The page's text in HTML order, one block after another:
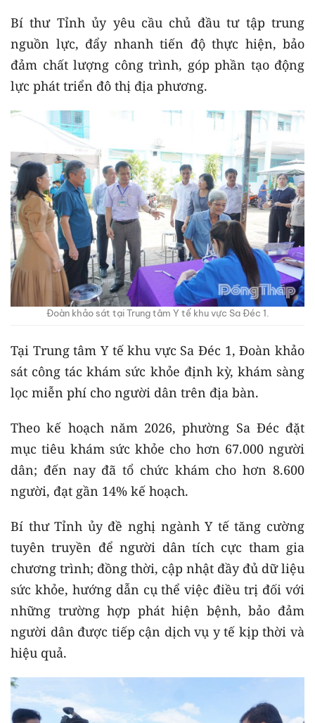
Bí thư Tỉnh ủy yêu cầu chủ đầu tư tập trung
nguồn lực, đẩy nhanh tiến độ thực hiện, bảo
đảm chất lượng công trình, góp phần tạo động
lực phát triển đô thị địa phương.
Đoàn khảo sát tại Trung tâm Y tế khu vực Sa Đéc 1.
Tại Trung tâm Y tế khu vực Sa Đéc 1, Đoàn khảo
sát công tác khám sức khỏe định kỳ, khám sàng
lọc miễn phí cho người dân trên địa bàn.
Theo kế hoạch năm 2026, phường Sa Đéc đặt
mục tiêu khám sức khỏe cho hơn 67.000 người
dân; đến nay đã tổ chức khám cho hơn 8.600
người, đạt gần 14% kế hoạch.
Bí thư Tỉnh ủy đề nghị ngành Y tế tăng cường
tuyên truyền để người dân tích cực tham gia
chương trình; đồng thời, cập nhật đầy đủ dữ liệu
sức khỏe, hướng dẫn cụ thể việc điều trị đối với
những trường hợp phát hiện bệnh, bảo đảm
người dân được tiếp cận dịch vụ y tế kịp thời và
hiệu quả.